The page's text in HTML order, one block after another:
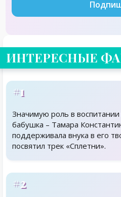
ИНТЕРЕСНЫЕ
#1
Значимую роль в
бабушка – Тамара
поддерживала внука в его
посвятил трек «Сплетни».
#2